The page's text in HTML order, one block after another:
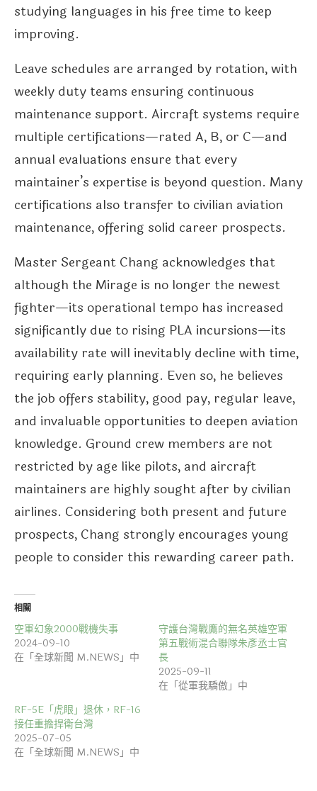
studying languages in his free time to keep
improving.
Leave schedules are arranged by rotation, with
weekly duty teams ensuring continuous
maintenance support. Aircraft systems require
multiple certifications—rated A, B, or C—and
annual evaluations ensure that every
maintainer’s expertise is beyond question. Many
certifications also transfer to civilian aviation
maintenance, offering solid career prospects.
Master Sergeant Chang acknowledges that
although the Mirage is no longer the newest
fighter—its operational tempo has increased
significantly due to rising PLA incursions—its
availability rate will inevitably decline with time,
requiring early planning. Even so, he believes
the job offers stability, good pay, regular leave,
and invaluable opportunities to deepen aviation
knowledge. Ground crew members are not
restricted by age like pilots, and aircraft
maintainers are highly sought after by civilian
airlines. Considering both present and future
prospects, Chang strongly encourages young
people to consider this rewarding career path.
相關
空軍幻象2000戰機失事
2024-09-10
在「全球新聞 M.NEWS」中
守護台灣戰鷹的無名英雄空軍
第五戰術混合聯隊朱彥丞士官
長
2025-09-11
在「從軍我驕傲」中
RF-5E「虎眼」退休，RF-16
接任重擔捍衛台灣
2025-07-05
在「全球新聞 M.NEWS」中